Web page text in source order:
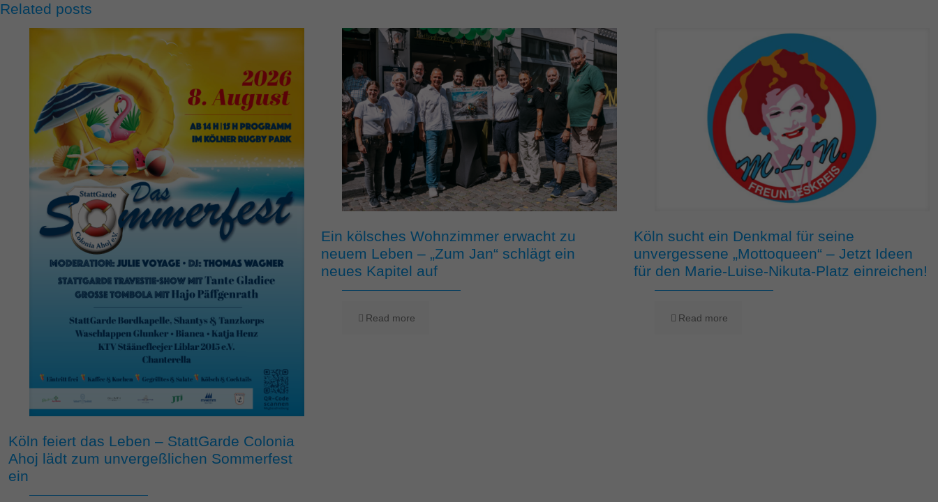
Related posts
Köln feiert das Leben – StattGarde Colonia
Ahoj lädt zum unvergeßlichen Sommerfest
ein
Ein kölsches Wohnzimmer erwacht zu
neuem Leben – „Zum Jan“ schlägt ein
neues Kapitel auf
Read more
Köln sucht ein Denkmal für seine
unvergessene „Mottoqueen“ – Jetzt Ideen
für den Marie-Luise-Nikuta-Platz einreichen!
Read more